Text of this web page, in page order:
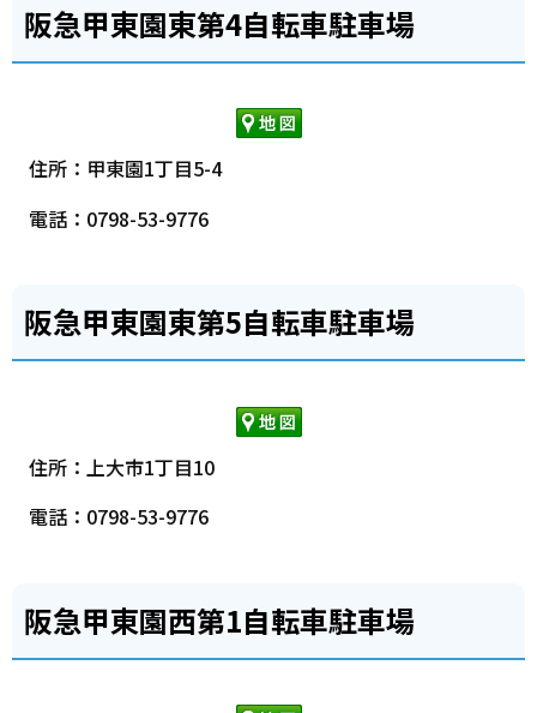
阪急甲東園東第4自転車駐車場
住所：甲東園1丁目5-4
電話：0798-53-9776
阪急甲東園東第5自転車駐車場
住所：上大市1丁目10
電話：0798-53-9776
阪急甲東園西第1自転車駐車場